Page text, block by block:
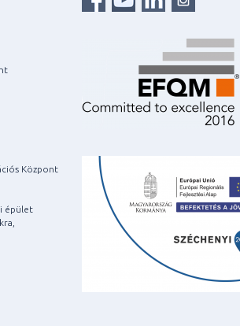
Központ
épület